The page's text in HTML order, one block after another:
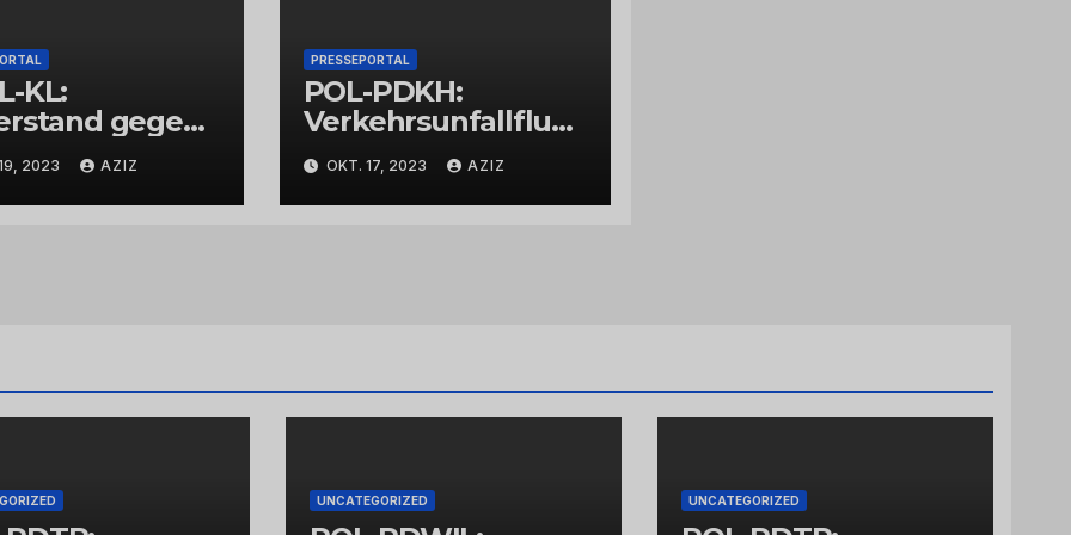
KL:
gegen
2023 AZIZ
PRESSEPORTAL
POL-PDKH:
Verkehrsunfallfluch
t nach
Abbiegevorgang
OKT. 17, 2023 AZIZ
UNCATEGORIZED UNCATEGORIZED